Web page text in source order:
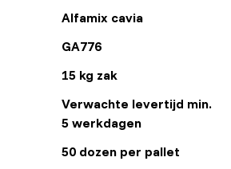
Alfamix cavia
GA776
15 kg zak
Verwachte levertijd min.
5 werkdagen
50 dozen per pallet